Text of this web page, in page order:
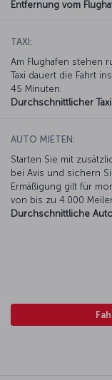
Entfernung vom
TAXI:
Am Flughafen stehen
Taxi dauert die Fahrt
45 Minuten.
Durchschnittlicher
AUTO MIETEN:
Starten Sie mit
bei Avis und sichern
Ermäßigung gilt für
von bis zu 4.000
Durchschnittliche